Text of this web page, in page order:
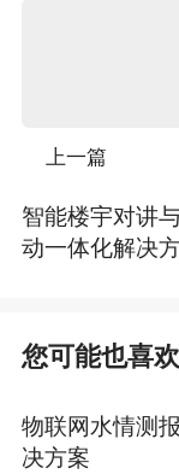
上一篇
智能楼宇对讲
动一体化解决
您可能也喜
物联网水情测
决方案